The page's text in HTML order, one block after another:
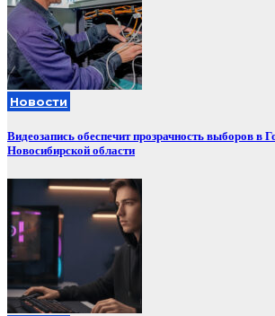
Новости
Видеозапись обеспечит прозрачность выборов в
Новосибирской области